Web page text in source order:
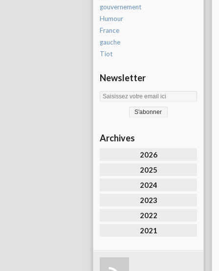
gouvernement
Humour
France
gauche
Tiot
Newsletter
Archives
2026
2025
2024
2023
2022
2021